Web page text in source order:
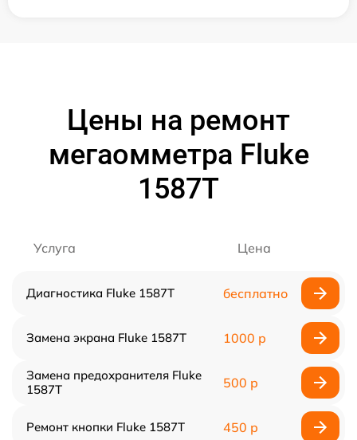
Цены на ремонт
мегаомметра Fluke
1587T
Услуга Цена
Диагностика Fluke 1587T бесплатно
Замена экрана Fluke 1587T 1000 р
Замена предохранителя Fluke
1587T
500 р
Ремонт кнопки Fluke 1587T 450 р